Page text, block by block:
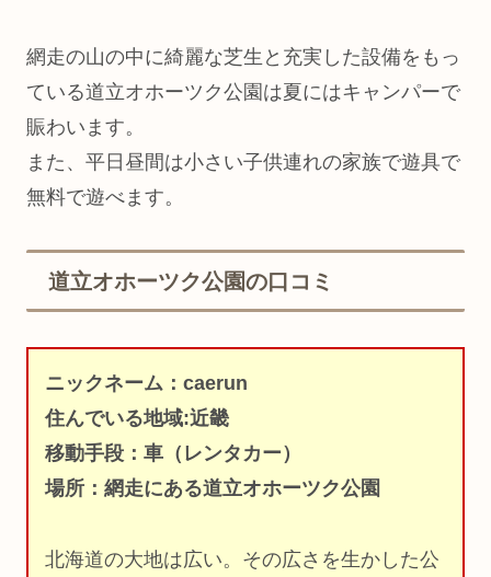
網走の山の中に綺麗な芝生と充実した設備をもっ
ている道立オホーツク公園は夏にはキャンパーで
賑わいます。
また、平日昼間は小さい子供連れの家族で遊具で
無料で遊べます。
道立オホーツク公園の口コミ
ニックネーム：caerun
住んでいる地域:近畿
移動手段：車（レンタカー）
場所：網走にある道立オホーツク公園
北海道の大地は広い。その広さを生かした公